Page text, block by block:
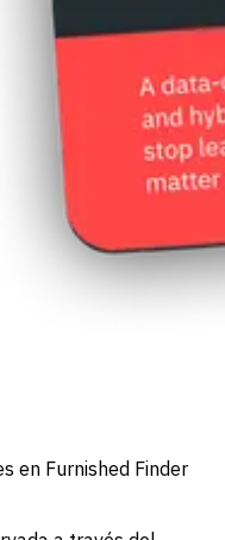
en Furnished Finder